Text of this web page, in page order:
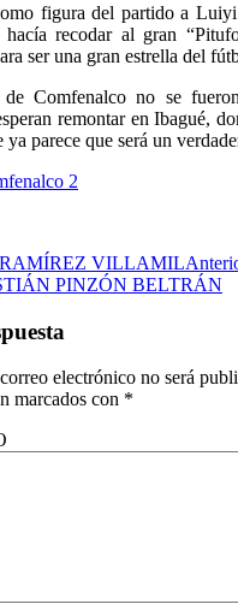
figura del partido a
hacía recodar al gran
ser una gran estrella del
de Comfenalco no se
remontar en Ibagué,
parece que será un
VILLAMIL
PINZÓN BELTRÁN
electrónico no será
marcados con *